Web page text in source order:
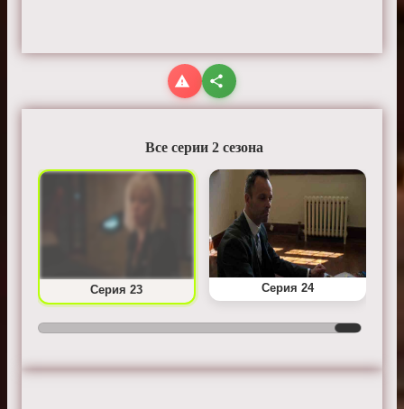
Все серии 2 сезона
Серия 23 Серия 24